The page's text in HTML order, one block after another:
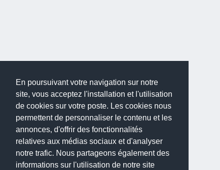
En poursuivant votre navigation sur notre
site, vous acceptez l'installation et l'utilisation
de cookies sur votre poste. Les cookies nous
permettent de personnaliser le contenu et les
annonces, d'offrir des fonctionnalités
relatives aux médias sociaux et d'analyser
notre trafic. Nous partageons également des
informations sur l'utilisation de notre site